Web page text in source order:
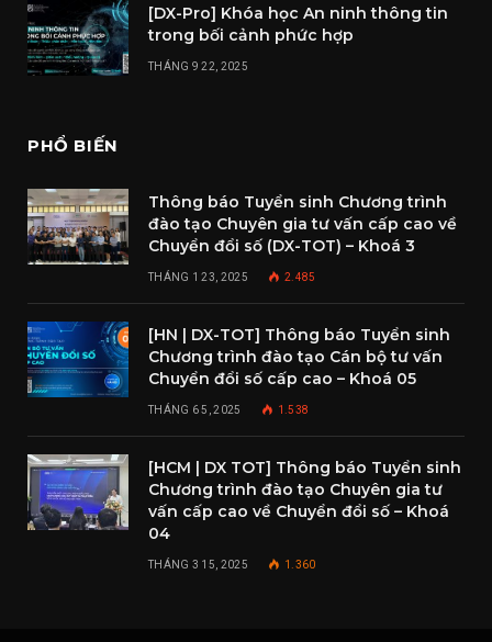
[DX-Pro] Khóa học An ninh thông tin
trong bối cảnh phức hợp
THÁNG 9 22, 2025
PHỔ BIẾN
Thông báo Tuyển sinh Chương trình
đào tạo Chuyên gia tư vấn cấp cao về
Chuyển đổi số (DX-TOT) – Khoá 3
THÁNG 1 23, 2025 2.485
[HN | DX-TOT] Thông báo Tuyển sinh
Chương trình đào tạo Cán bộ tư vấn
Chuyển đổi số cấp cao – Khoá 05
THÁNG 6 5, 2025 1.538
[HCM | DX TOT] Thông báo Tuyển sinh
Chương trình đào tạo Chuyên gia tư
vấn cấp cao về Chuyển đổi số – Khoá
04
THÁNG 3 15, 2025 1.360